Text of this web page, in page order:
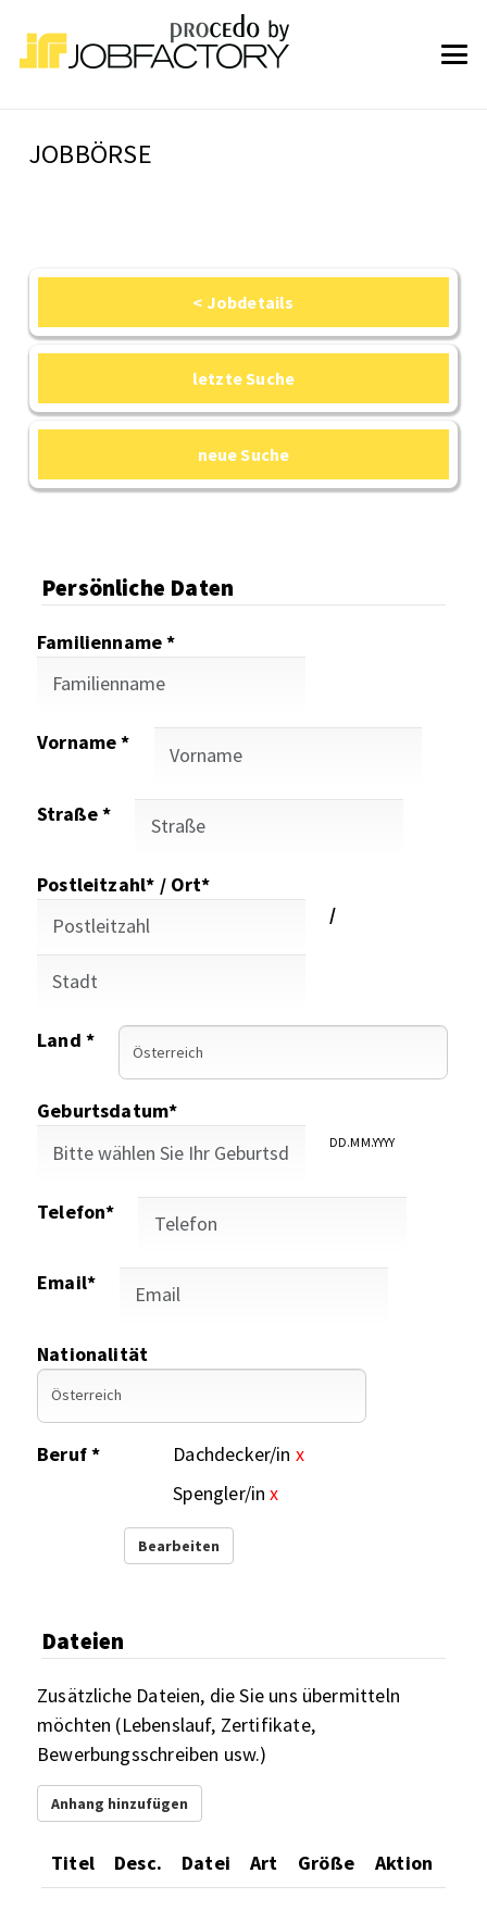
JOBBÖRSE
< Jobdetails
letzte Suche
neue Suche
Persönliche Daten
Familienname *
Vorname *
Straße *
Postleitzahl* / Ort*
/
Land *
Geburtsdatum*
DD.MM.YYYY
Telefon*
Email*
Nationalität
Beruf * Dachdecker/in x
Spengler/in x
Bearbeiten
Dateien
Zusätzliche Dateien, die Sie uns übermitteln
möchten (Lebenslauf, Zertifikate,
Bewerbungsschreiben usw.)
Anhang hinzufügen
Titel Desc. Datei Art Größe Aktion